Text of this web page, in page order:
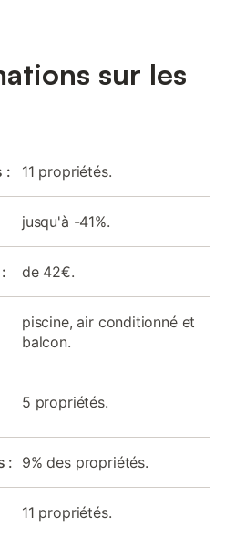
sur les
: 11 propriétés.
jusqu'à -41%.
de 42€.
piscine, air conditionné et
balcon.
5 propriétés.
: 9% des propriétés.
11 propriétés.